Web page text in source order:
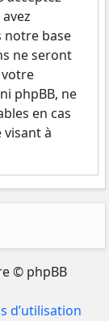
notre base
ne seront
phpBB, ne
en cas
à
© phpBB
d’utilisation